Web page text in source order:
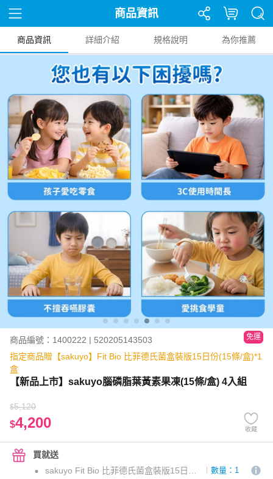
商品資訊
商品資訊 詳細介紹 規格說明 為你推薦
商品編號：1400222 | 520205143503 免運
指定商品贈【sakuyo】Fit Bio 比菲德氏菌盒裝版15日份(15條/盒)*1
盒
【新品上市】sakuyo腦磷脂葉黃素果凍(15條/盒) 4入組
$5,120
$4,200 收藏
買就送
sakuyo Fit Bio 比菲德氏菌盒裝版15日份(15條/盒)
數量：1